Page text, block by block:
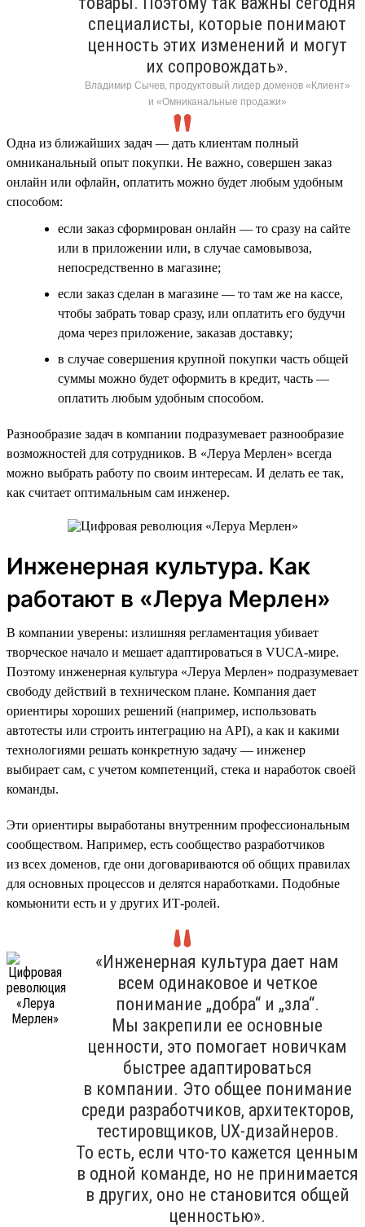
специалисты, которые понимают
ценность этих изменений и могут
их сопровождать».
Владимир Сычев, продуктовый лидер доменов «Клиент»
и «Омниканальные продажи»
Одна из ближайших задач — дать клиентам полный
омниканальный опыт покупки. Не важно, совершен заказ
онлайн или офлайн, оплатить можно будет любым удобным
способом:
если заказ сформирован онлайн — то сразу на сайте
или в приложении или, в случае самовывоза,
непосредственно в магазине;
если заказ сделан в магазине — то там же на кассе,
чтобы забрать товар сразу, или оплатить его будучи
дома через приложение, заказав доставку;
в случае совершения крупной покупки часть общей
суммы можно будет оформить в кредит, часть —
оплатить любым удобным способом.
Разнообразие задач в компании подразумевает разнообразие
возможностей для сотрудников. В «Леруа Мерлен» всегда
можно выбрать работу по своим интересам. И делать ее так,
как считает оптимальным сам инженер.
Инженерная культура. Как
работают в «Леруа Мерлен»
В компании уверены: излишняя регламентация убивает
творческое начало и мешает адаптироваться в VUCA-мире.
Поэтому инженерная культура «Леруа Мерлен» подразумевает
свободу действий в техническом плане. Компания дает
ориентиры хороших решений (например, использовать
автотесты или строить интеграцию на API), а как и какими
технологиями решать конкретную задачу — инженер
выбирает сам, с учетом компетенций, стека и наработок своей
команды.
Эти ориентиры выработаны внутренним профессиональным
сообществом. Например, есть сообщество разработчиков
из всех доменов, где они договариваются об общих правилах
для основных процессов и делятся наработками. Подобные
комьюнити есть и у других ИТ-ролей.
«Инженерная культура дает нам
всем одинаковое и четкое
понимание „добра“ и „зла“.
Мы закрепили ее основные
ценности, это помогает новичкам
быстрее адаптироваться
в компании. Это общее понимание
среди разработчиков, архитекторов,
тестировщиков, UX-дизайнеров.
То есть, если что-то кажется ценным
в одной команде, но не принимается
в других, оно не становится общей
ценностью».